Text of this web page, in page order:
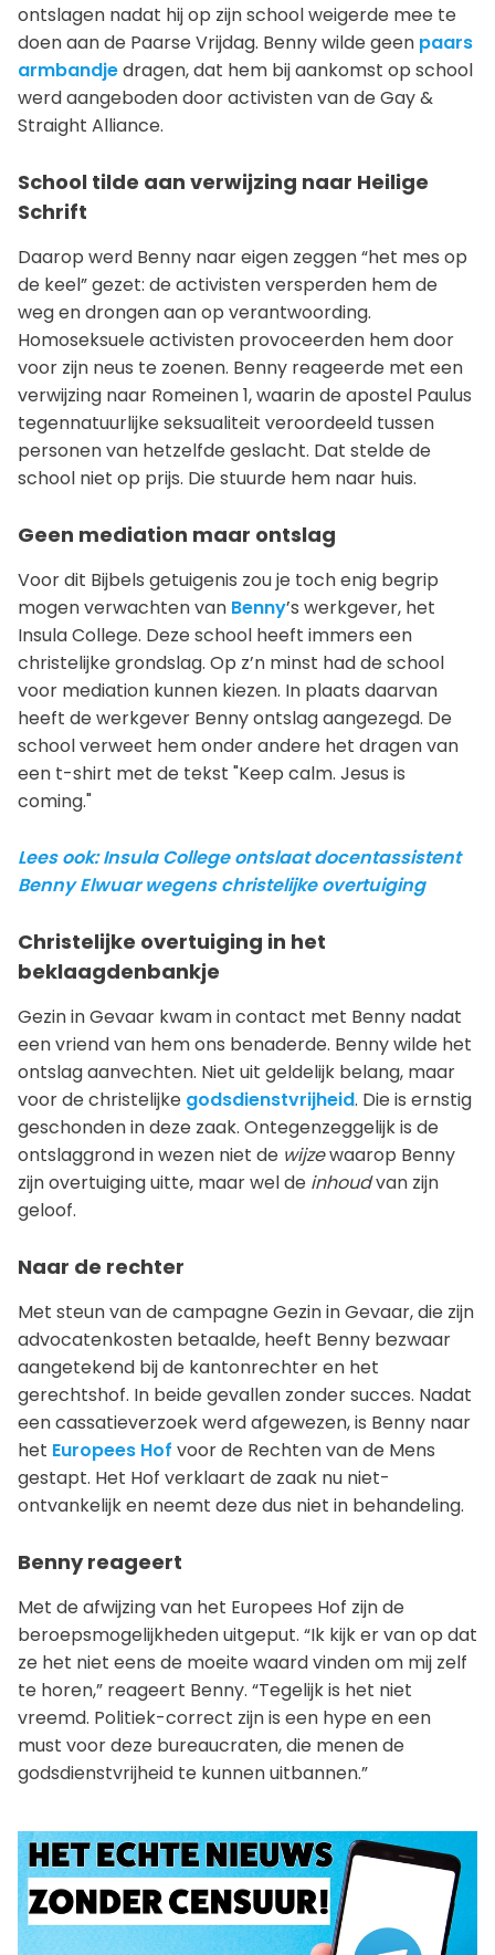
ontslagen nadat hij op zijn school weigerde mee te
doen aan de Paarse Vrijdag. Benny wilde geen paars
armbandjedragen, dat hem bij aankomst op school
werd aangeboden door activisten van de Gay &
Straight Alliance.
School tilde aan verwijzing naar Heilige
Schrift
Daarop werd Benny naar eigen zeggen “het mes op
de keel” gezet: de activisten versperden hem de
weg en drongen aan op verantwoording.
Homoseksuele activisten provoceerden hem door
voor zijn neus te zoenen. Benny reageerde met een
verwijzing naar Romeinen 1, waarin de apostel Paulus
tegennatuurlijke seksualiteit veroordeeld tussen
personen van hetzelfde geslacht. Dat stelde de
school niet op prijs. Die stuurde hem naar huis.
Geen mediation maar ontslag
Voor dit Bijbels getuigenis zou je toch enig begrip
mogen verwachten van Benny’s werkgever, het
Insula College. Deze school heeft immers een
christelijke grondslag. Op z’n minst had de school
voor mediation kunnen kiezen. In plaats daarvan
heeft de werkgever Benny ontslag aangezegd. De
school verweet hem onder andere het dragen van
een t-shirt met de tekst "Keep calm. Jesus is
coming."
Lees ook: Insula College ontslaat docentassistent
Benny Elwuar wegens christelijke overtuiging
Christelijke overtuiging in het
beklaagdenbankje
Gezin in Gevaar kwam in contact met Benny nadat
een vriend van hem ons benaderde. Benny wilde het
ontslag aanvechten. Niet uit geldelijk belang, maar
voor de christelijke godsdienstvrijheid. Die is ernstig
geschonden in deze zaak. Ontegenzeggelijk is de
ontslaggrond in wezen niet de wijzewaarop Benny
zijn overtuiging uitte, maar wel de inhoudvan zijn
geloof.
Naar de rechter
Met steun van de campagne Gezin in Gevaar, die zijn
advocatenkosten betaalde, heeft Benny bezwaar
aangetekend bij de kantonrechter en het
gerechtshof. In beide gevallen zonder succes. Nadat
een cassatieverzoek werd afgewezen, is Benny naar
het Europees Hof voor de Rechten van de Mens
gestapt. Het Hof verklaart de zaak nu niet-
ontvankelijk en neemt deze dus niet in behandeling.
Benny reageert
Met de afwijzing van het Europees Hof zijn de
beroepsmogelijkheden uitgeput. “Ik kijk er van op dat
ze het niet eens de moeite waard vinden om mij zelf
te horen,” reageert Benny. “Tegelijk is het niet
vreemd. Politiek-correct zijn is een hype en een
must voor deze bureaucraten, die menen de
godsdienstvrijheid te kunnen uitbannen.”